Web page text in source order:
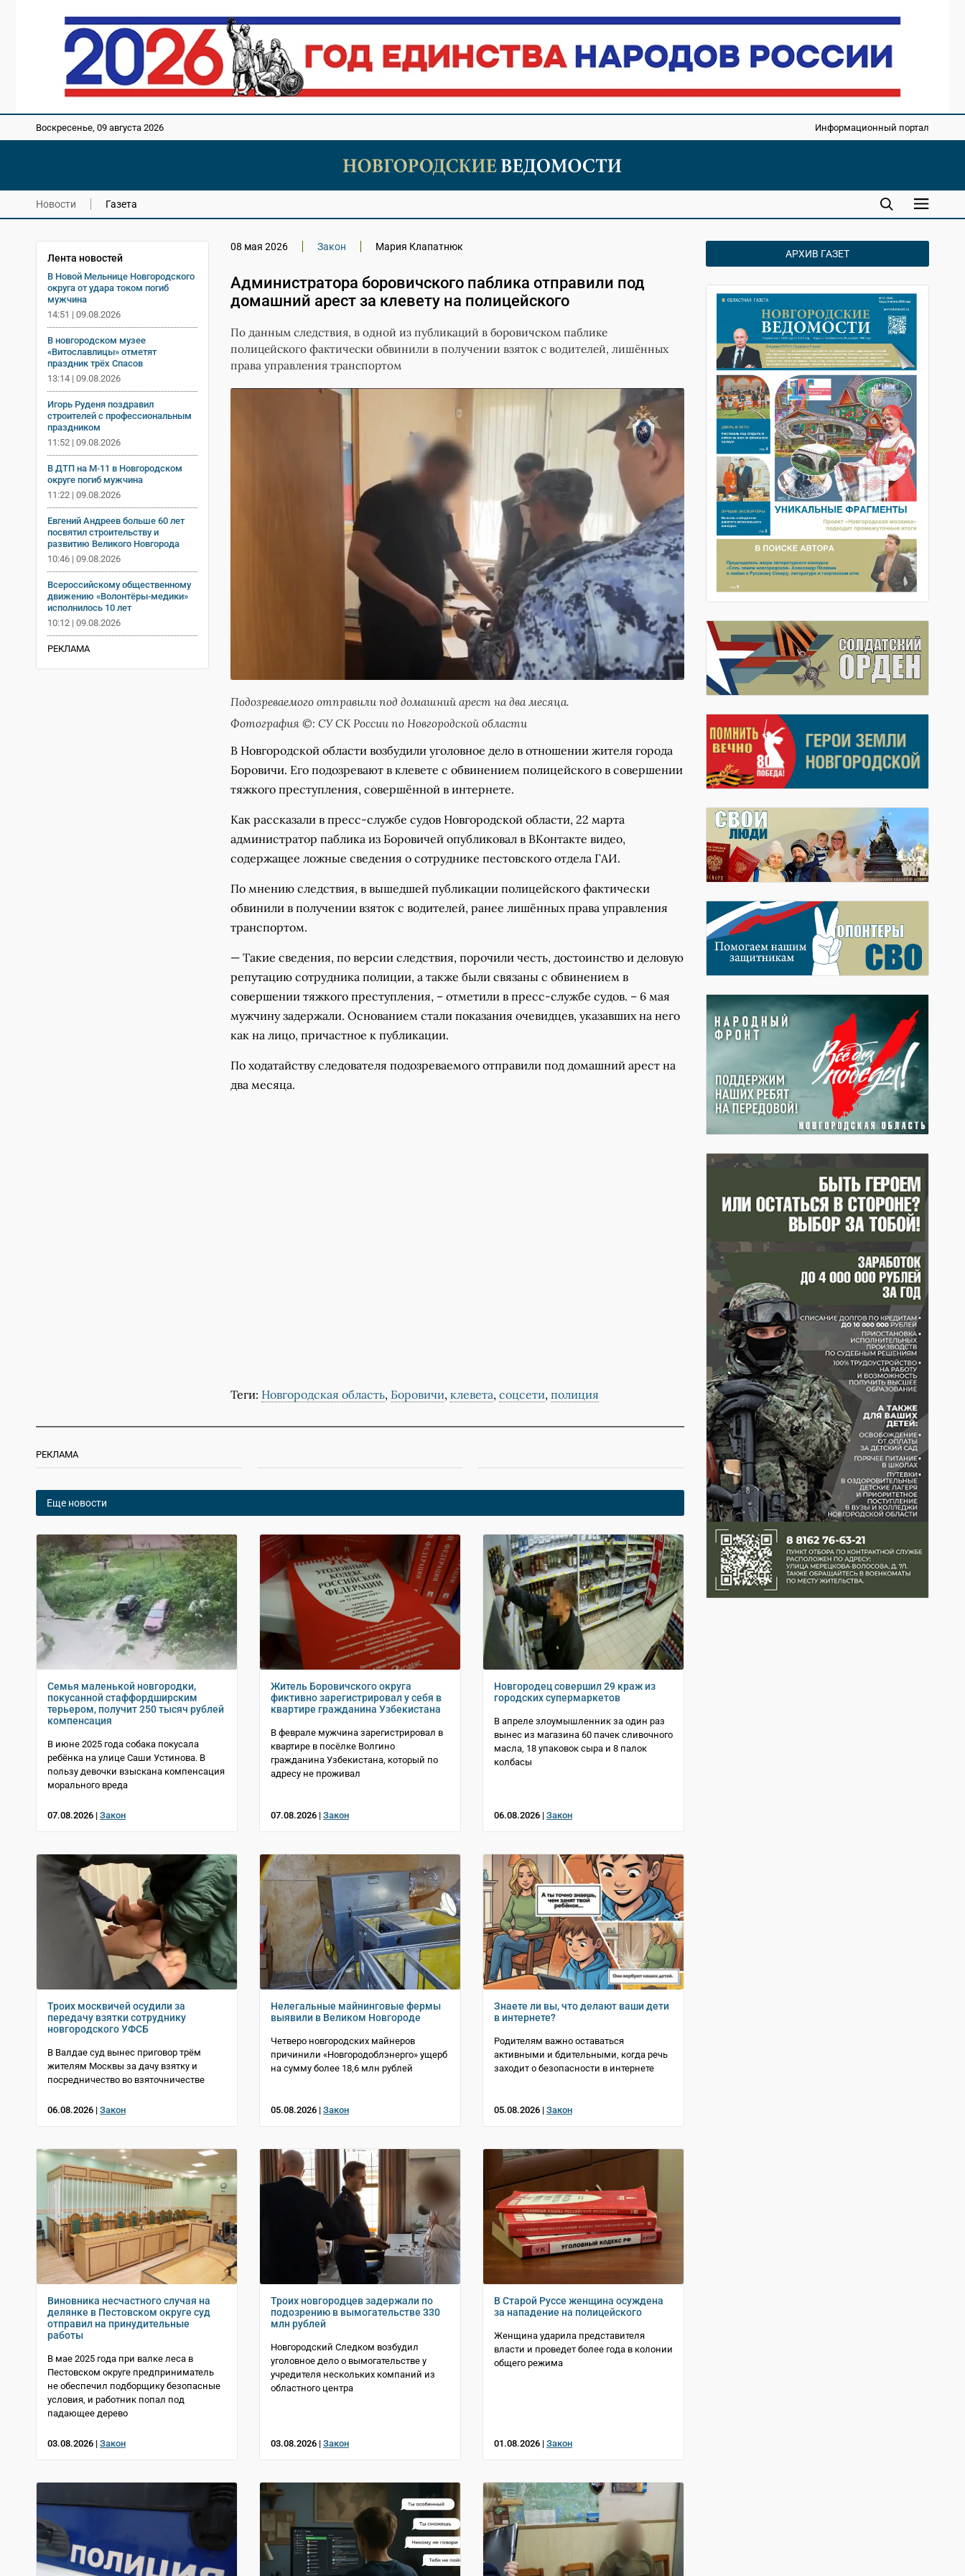
Воскресенье, 09 августа 2026 Информационный портал
Новости Газета
Лента новостей
В Новой Мельнице Новгородского
округа от удара током погиб
мужчина
14:51 | 09.08.2026
В новгородском музее
«Витославлицы» отметят
праздник трёх Спасов
13:14 | 09.08.2026
Игорь Руденя поздравил
строителей с профессиональным
праздником
11:52 | 09.08.2026
В ДТП на М‑11 в Новгородском
округе погиб мужчина
11:22 | 09.08.2026
Евгений Андреев больше 60 лет
посвятил строительству и
развитию Великого Новгорода
10:46 | 09.08.2026
Всероссийскому общественному
движению «Волонтёры-медики»
исполнилось 10 лет
10:12 | 09.08.2026
РЕКЛАМА
08 мая 2026 Закон Мария Клапатнюк
Администратора боровичского паблика отправили под
домашний арест за клевету на полицейского
По данным следствия, в одной из публикаций в боровичском паблике
полицейского фактически обвинили в получении взяток с водителей, лишённых
права управления транспортом
Подозреваемого отправили под домашний арест на два месяца.
Фотография ©: СУ СК России по Новгородской области
В Новгородской области возбудили уголовное дело в отношении жителя города
Боровичи. Его подозревают в клевете с обвинением полицейского в совершении
тяжкого преступления, совершённой в интернете.
Как рассказали в пресс-службе судов Новгородской области, 22 марта
администратор паблика из Боровичей опубликовал в ВКонтакте видео,
содержащее ложные сведения о сотруднике пестовского отдела ГАИ.
По мнению следствия, в вышедшей публикации полицейского фактически
обвинили в получении взяток с водителей, ранее лишённых права управления
транспортом.
— Такие сведения, по версии следствия, порочили честь, достоинство и деловую
репутацию сотрудника полиции, а также были связаны с обвинением в
совершении тяжкого преступления, – отметили в пресс-службе судов. – 6 мая
мужчину задержали. Основанием стали показания очевидцев, указавших на него
как на лицо, причастное к публикации.
По ходатайству следователя подозреваемого отправили под домашний арест на
два месяца.
Теги: Новгородская область, Боровичи, клевета, соцсети, полиция
РЕКЛАМА
Еще новости
Семья маленькой новгородки,
покусанной стаффордширским
терьером, получит 250 тысяч рублей
компенсация
В июне 2025 года собака покусала
ребёнка на улице Саши Устинова. В
пользу девочки взыскана компенсация
морального вреда
07.08.2026 | Закон
Житель Боровичского округа
фиктивно зарегистрировал у себя в
квартире гражданина Узбекистана
В феврале мужчина зарегистрировал в
квартире в посёлке Волгино
гражданина Узбекистана, который по
адресу не проживал
07.08.2026 | Закон
Новгородец совершил 29 краж из
городских супермаркетов
В апреле злоумышленник за один раз
вынес из магазина 60 пачек сливочного
масла, 18 упаковок сыра и 8 палок
колбасы
06.08.2026 | Закон
Троих москвичей осудили за
передачу взятки сотруднику
новгородского УФСБ
В Валдае суд вынес приговор трём
жителям Москвы за дачу взятку и
посредничество во взяточничестве
06.08.2026 | Закон
Нелегальные майнинговые фермы
выявили в Великом Новгороде
Четверо новгородских майнеров
причинили «Новгородоблэнерго» ущерб
на сумму более 18,6 млн рублей
05.08.2026 | Закон
Знаете ли вы, что делают ваши дети
в интернете?
Родителям важно оставаться
активными и бдительными, когда речь
заходит о безопасности в интернете
05.08.2026 | Закон
Виновника несчастного случая на
делянке в Пестовском округе суд
отправил на принудительные
работы
В мае 2025 года при валке леса в
Пестовском округе предприниматель
не обеспечил подборщику безопасные
условия, и работник попал под
падающее дерево
03.08.2026 | Закон
Троих новгородцев задержали по
подозрению в вымогательстве 330
млн рублей
Новгородский Следком возбудил
уголовное дело о вымогательстве у
учредителя нескольких компаний из
областного центра
03.08.2026 | Закон
В Старой Руссе женщина осуждена
за нападение на полицейского
Женщина ударила представителя
власти и проведет более года в колонии
общего режима
01.08.2026 | Закон
АРХИВ ГАЗЕТ